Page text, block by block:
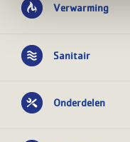
Verwarming
Sanitair
Onderdelen